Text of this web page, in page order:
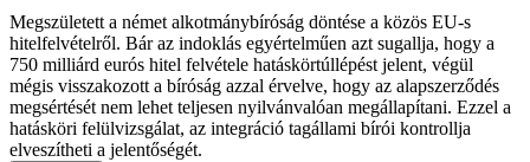
Megszületett a német alkotmánybíróság döntése a közös EU-s
hitelfelvételről. Bár az indoklás egyértelműen azt sugallja, hogy a
750 milliárd eurós hitel felvétele hatáskörtúllépést jelent, végül
mégis visszakozott a bíróság azzal érvelve, hogy az alapszerződés
megsértését nem lehet teljesen nyilvánvalóan megállapítani. Ezzel a
hatásköri felülvizsgálat, az integráció tagállami bírói kontrollja
elveszítheti a jelentőségét.